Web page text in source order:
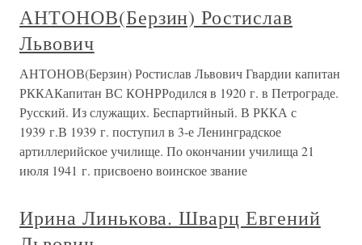
АНТОНОВ(Берзин) Ростислав
Львович
АНТОНОВ(Берзин) Ростислав Львович Гвардии капитан
РККАКапитан ВС КОНРРодился в 1920 г. в Петрограде.
Русский. Из служащих. Беспартийный. В РККА с
1939 г.В 1939 г. поступил в 3-е Ленинградское
артиллерийское училище. По окончании училища 21
июля 1941 г. присвоено воинское звание
Ирина Линькова. Шварц Евгений